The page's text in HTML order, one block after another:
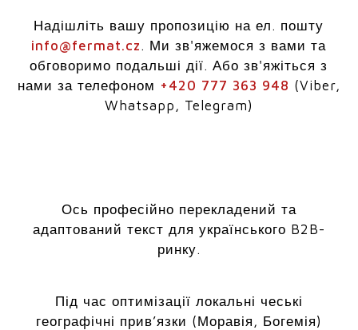
Надішліть вашу пропозицію на ел. пошту
info@fermat.cz. Ми зв'яжемося з вами та
обговоримо подальші дії. Або зв'яжіться з
нами за телефоном +420 777 363 948 (Viber,
Whatsapp, Telegram)
Ось професійно перекладений та
адаптований текст для українського B2B-
ринку.
Під час оптимізації локальні чеські
географічні прив’язки (Моравія, Богемія)